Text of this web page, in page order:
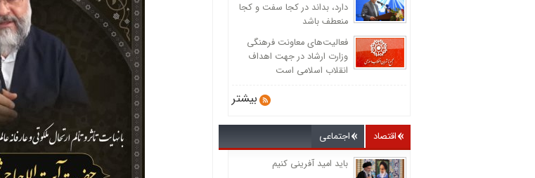
دارد، بداند در کجا سفت و کجا
منعطف باشد
فعالیت‌های معاونت فرهنگی
وزارت ارشاد در جهت اهداف
انقلاب اسلامی است
بیشتر
اقتصاد اجتماعی
باید امید آفرینی کنیم